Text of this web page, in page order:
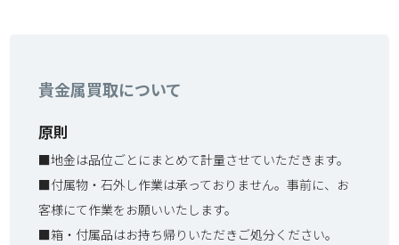
貴金属買取について
原則
■地金は品位ごとにまとめて計量させていただきます。
■付属物・石外し作業は承っておりません。事前に、お
客様にて作業をお願いいたします。
■箱・付属品はお持ち帰りいただきご処分ください。